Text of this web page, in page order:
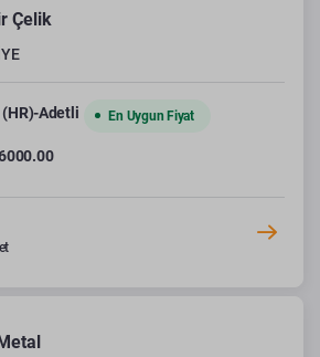
Çelik
Adetli En Uygun Fiyat